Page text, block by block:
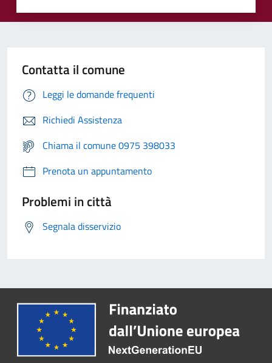
Contatta il comune
Leggi le domande frequenti
Richiedi Assistenza
Chiama il comune 0975 398033
Prenota un appuntamento
Problemi in città
Segnala disservizio